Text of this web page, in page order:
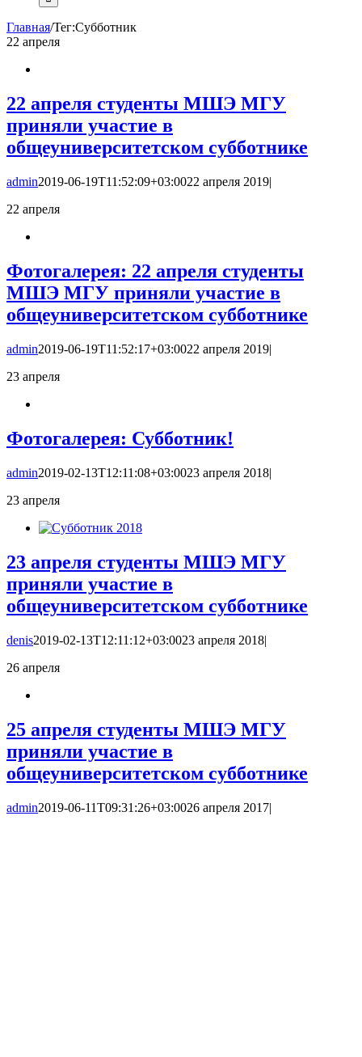
Главная/Тег:Субботник
22 апреля
22 апреля студенты МШЭ МГУ
приняли участие в
общеуниверситетском субботнике
admin2019-06-19T11:52:09+03:0022 апреля 2019|
22 апреля
Фотогалерея: 22 апреля студенты
МШЭ МГУ приняли участие в
общеуниверситетском субботнике
admin2019-06-19T11:52:17+03:0022 апреля 2019|
23 апреля
Фотогалерея: Субботник!
admin2019-02-13T12:11:08+03:0023 апреля 2018|
23 апреля
23 апреля студенты МШЭ МГУ
приняли участие в
общеуниверситетском субботнике
denis2019-02-13T12:11:12+03:0023 апреля 2018|
26 апреля
25 апреля студенты МШЭ МГУ
приняли участие в
общеуниверситетском субботнике
admin2019-06-11T09:31:26+03:0026 апреля 2017|